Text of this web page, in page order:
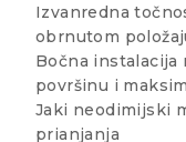
Izvanredna
obrnutom
Bočna instalacija
površinu i
Jaki neodimijski
prianjanja